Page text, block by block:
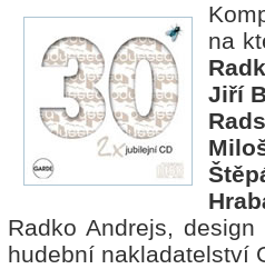
na
Jiří
Radko Andrejs,
hudební nakladatelství